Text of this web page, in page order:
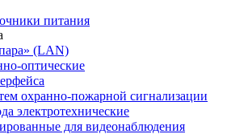
питания
(LAN)
оптические
охранно-пожарной сигнализации
электротехнические
для видеонаблюдения